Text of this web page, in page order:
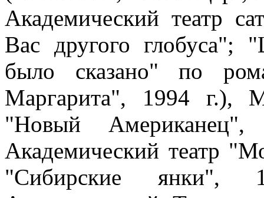
Академический театр
Вас другого глобуса";
было сказано" по
Маргарита", 1994 г.),
"Новый Американец",
Академический театр
"Сибирские янки",